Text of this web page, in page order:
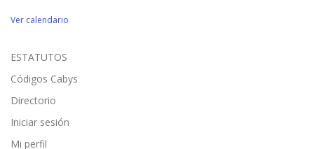
Ver calendario
ESTATUTOS
Códigos Cabys
Directorio
Iniciar sesión
Mi perfil